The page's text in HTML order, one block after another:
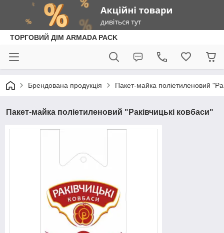
ТОРГОВИЙ ДІМ ARMADA PACK
Брендована продукція Пакет-майка поліетиленовий
Пакет-майка поліетиленовий "Раківчицькі ковбаси"